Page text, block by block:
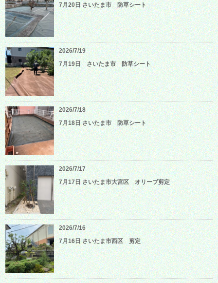
7月20日 さいたま市 防草シート
2026/7/19
7月19日 さいたま市 防草シート
2026/7/18
7月18日 さいたま市 防草シート
2026/7/17
7月17日 さいたま市大宮区 オリーブ剪定
2026/7/16
7月16日 さいたま市西区 剪定